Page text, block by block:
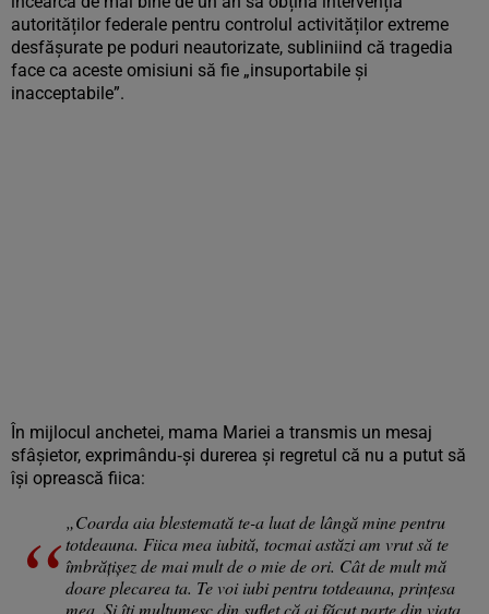
autorităților federale pentru controlul activităților extreme
desfășurate pe poduri neautorizate, subliniind că tragedia
face ca aceste omisiuni să fie „insuportabile și
inacceptabile”.
În mijlocul anchetei, mama Mariei a transmis un mesaj
sfâșietor, exprimându‑și durerea și regretul că nu a putut să
își oprească fiica:
„Coarda aia blestemată te-a luat de lângă mine pentru
totdeauna. Fiica mea iubită, tocmai astăzi am vrut să te
îmbrățișez de mai mult de o mie de ori. Cât de mult mă
doare plecarea ta. Te voi iubi pentru totdeauna, prințesa
mea. Și îți mulțumesc din suflet că ai făcut parte din viața